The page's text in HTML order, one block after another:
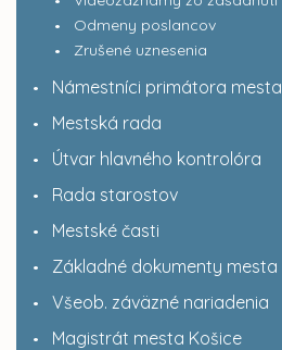
Odmeny poslancov
Zrušené uznesenia
Námestníci primátora mesta
Mestská rada
Útvar hlavného kontrolóra
Rada starostov
Mestské časti
Základné dokumenty mesta
Všeob. záväzné nariadenia
Magistrát mesta Košice